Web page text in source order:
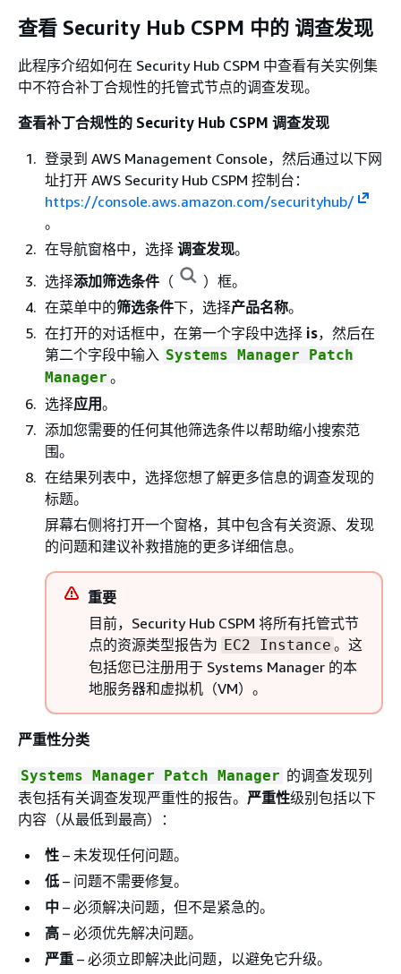
查看 Security Hub CSPM 中的 调查发现
此程序介绍如何在 Security Hub CSPM 中查看有关实例集
中不符合补丁合规性的托管式节点的调查发现。
查看补丁合规性的 Security Hub CSPM 调查发现
登录到 AWS Management Console，然后通过以下网
址打开 AWS Security Hub CSPM 控制台：
https://console.aws.amazon.com/securityhub/
。
在导航窗格中，选择 调查发现。
选择添加筛选条件 （
）框。
在菜单中的筛选条件下，选择产品名称。
在打开的对话框中，在第一个字段中选择 is，然后在
第二个字段中输入 Systems Manager Patch
Manager 。
选择应用。
添加您需要的任何其他筛选条件以帮助缩小搜索范
围。
在结果列表中，选择您想了解更多信息的调查发现的
标题。
屏幕右侧将打开一个窗格，其中包含有关资源、发现
的问题和建议补救措施的更多详细信息。
重要
目前，Security Hub CSPM 将所有托管式节
点的资源类型报告为 EC2 Instance 。这
包括您已注册用于 Systems Manager 的本
地服务器和虚拟机（VM）。
严重性分类
Systems Manager Patch Manager 的调查发现列
表包括有关调查发现严重性的报告。 严重性级别包括以下
内容（从最低到最高）：
性 – 未发现任何问题。
低 – 问题不需要修复。
中 – 必须解决问题，但不是紧急的。
高 – 必须优先解决问题。
严重 – 必须立即解决此问题，以避免它升级。